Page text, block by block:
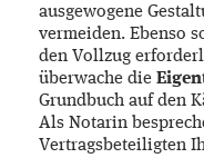
ausgewogene
vermeiden. Ebenso
den Vollzug
überwache die
Grundbuch auf den
Als Notarin
Vertragsbeteiligten